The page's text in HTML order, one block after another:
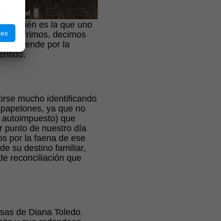
también es la que uno
si sufrimos, decimos
sorprende por la
mucho identificando
ya que no
que
punto de nuestro día
por la faena de ese
su destino familiar,
reconciliación que
de Diana Toledo.